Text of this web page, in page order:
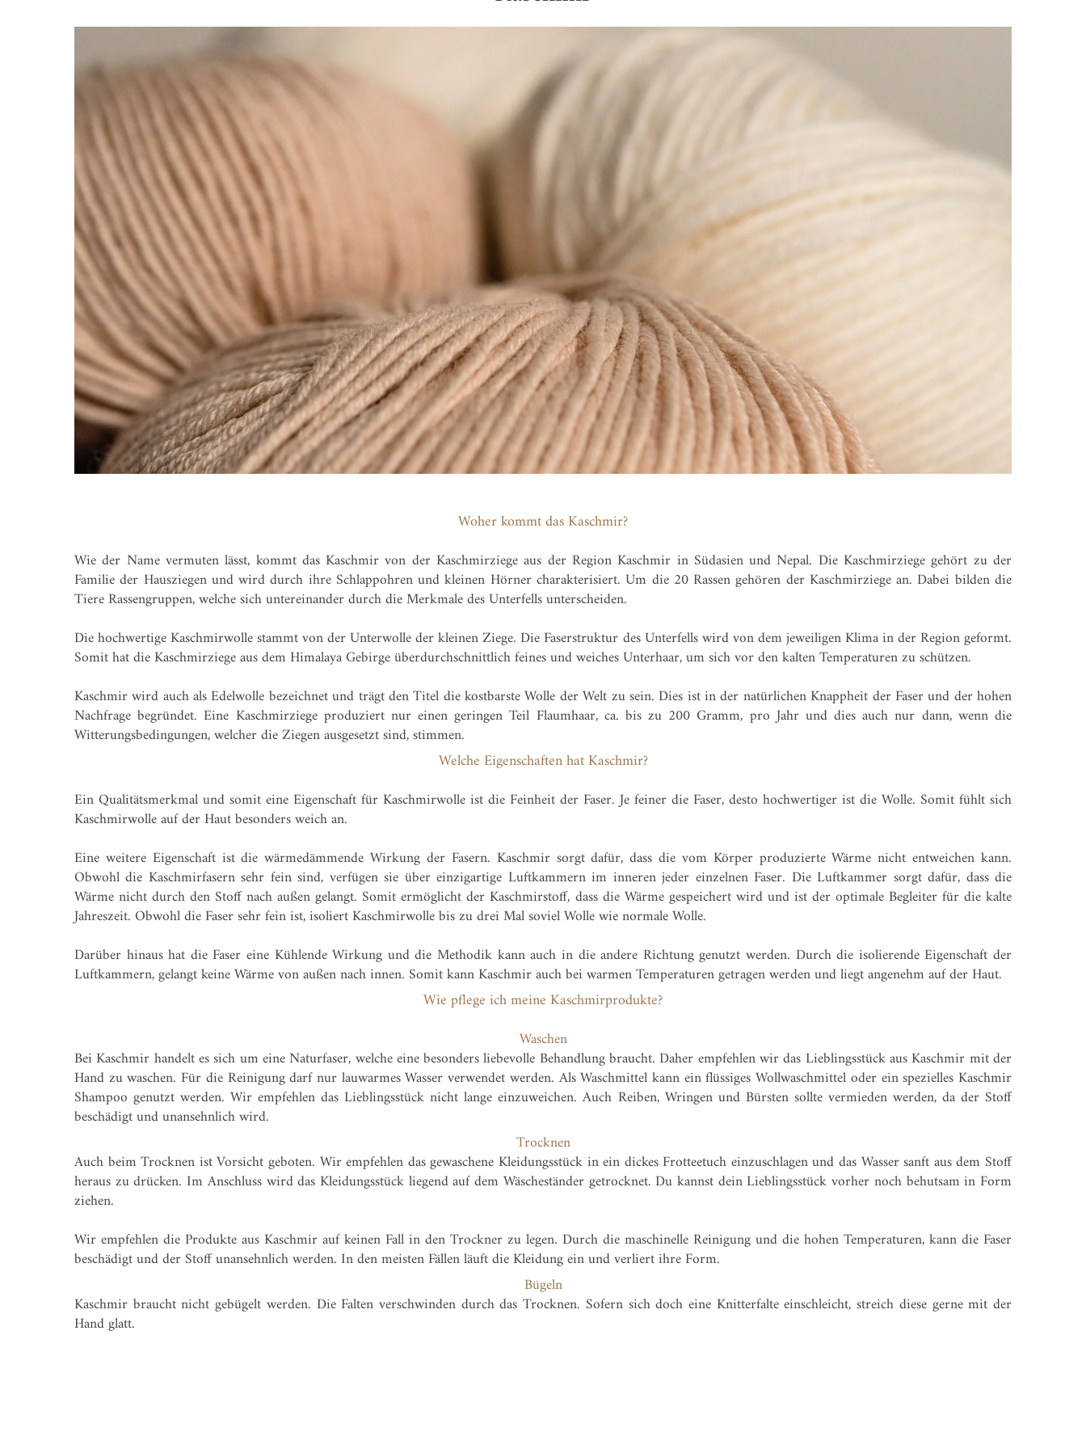
Woher kommt das Kaschmir?
Wie der Name vermuten lässt, kommt das Kaschmir von der Kaschmirziege aus der Region Kaschmir in Südasien und Nepal. Die Kaschmirziege gehört zu der
Familie der Hausziegen und wird durch ihre Schlappohren und kleinen Hörner charakterisiert. Um die 20 Rassen gehören der Kaschmirziege an. Dabei bilden die
Tiere Rassengruppen, welche sich untereinander durch die Merkmale des Unterfells unterscheiden.
Die hochwertige Kaschmirwolle stammt von der Unterwolle der kleinen Ziege. Die Faserstruktur des Unterfells wird von dem jeweiligen Klima in der Region geformt.
Somit hat die Kaschmirziege aus dem Himalaya Gebirge überdurchschnittlich feines und weiches Unterhaar, um sich vor den kalten Temperaturen zu schützen.
Kaschmir wird auch als Edelwolle bezeichnet und trägt den Titel die kostbarste Wolle der Welt zu sein. Dies ist in der natürlichen Knappheit der Faser und der hohen
Nachfrage begründet. Eine Kaschmirziege produziert nur einen geringen Teil Flaumhaar, ca. bis zu 200 Gramm, pro Jahr und dies auch nur dann, wenn die
Witterungsbedingungen, welcher die Ziegen ausgesetzt sind, stimmen.
Welche Eigenschaften hat Kaschmir?
Ein Qualitätsmerkmal und somit eine Eigenschaft für Kaschmirwolle ist die Feinheit der Faser. Je feiner die Faser, desto hochwertiger ist die Wolle. Somit fühlt sich
Kaschmirwolle auf der Haut besonders weich an.
Eine weitere Eigenschaft ist die wärmedämmende Wirkung der Fasern. Kaschmir sorgt dafür, dass die vom Körper produzierte Wärme nicht entweichen kann.
Obwohl die Kaschmirfasern sehr fein sind, verfügen sie über einzigartige Luftkammern im inneren jeder einzelnen Faser. Die Luftkammer sorgt dafür, dass die
Wärme nicht durch den Stoff nach außen gelangt. Somit ermöglicht der Kaschmirstoff, dass die Wärme gespeichert wird und ist der optimale Begleiter für die kalte
Jahreszeit. Obwohl die Faser sehr fein ist, isoliert Kaschmirwolle bis zu drei Mal soviel Wolle wie normale Wolle.
Darüber hinaus hat die Faser eine Kühlende Wirkung und die Methodik kann auch in die andere Richtung genutzt werden. Durch die isolierende Eigenschaft der
Luftkammern, gelangt keine Wärme von außen nach innen. Somit kann Kaschmir auch bei warmen Temperaturen getragen werden und liegt angenehm auf der Haut.
Wie pflege ich meine Kaschmirprodukte?
Waschen
Bei Kaschmir handelt es sich um eine Naturfaser, welche eine besonders liebevolle Behandlung braucht. Daher empfehlen wir das Lieblingsstück aus Kaschmir mit der
Hand zu waschen. Für die Reinigung darf nur lauwarmes Wasser verwendet werden. Als Waschmittel kann ein flüssiges Wollwaschmittel oder ein spezielles Kaschmir
Shampoo genutzt werden. Wir empfehlen das Lieblingsstück nicht lange einzuweichen. Auch Reiben, Wringen und Bürsten sollte vermieden werden, da der Stoff
beschädigt und unansehnlich wird.
Trocknen
Auch beim Trocknen ist Vorsicht geboten. Wir empfehlen das gewaschene Kleidungsstück in ein dickes Frotteetuch einzuschlagen und das Wasser sanft aus dem Stoff
heraus zu drücken. Im Anschluss wird das Kleidungsstück liegend auf dem Wäscheständer getrocknet. Du kannst dein Lieblingsstück vorher noch behutsam in Form
ziehen.
Wir empfehlen die Produkte aus Kaschmir auf keinen Fall in den Trockner zu legen. Durch die maschinelle Reinigung und die hohen Temperaturen, kann die Faser
beschädigt und der Stoff unansehnlich werden. In den meisten Fällen läuft die Kleidung ein und verliert ihre Form.
Bügeln
Kaschmir braucht nicht gebügelt werden. Die Falten verschwinden durch das Trocknen. Sofern sich doch eine Knitterfalte einschleicht, streich diese gerne mit der
Hand glatt.